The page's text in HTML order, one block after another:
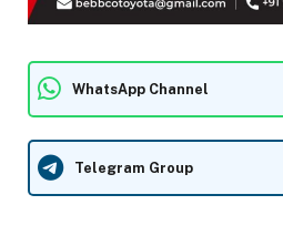
WhatsApp Channel
Telegram Group